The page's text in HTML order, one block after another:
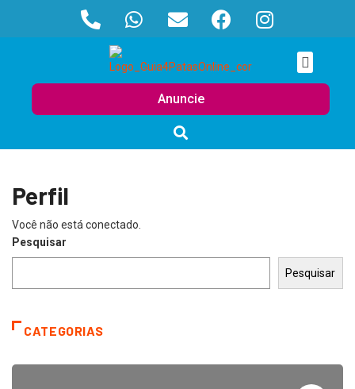
Anuncie
Perfil
Você não está conectado.
Pesquisar
Pesquisar
CATEGORIAS